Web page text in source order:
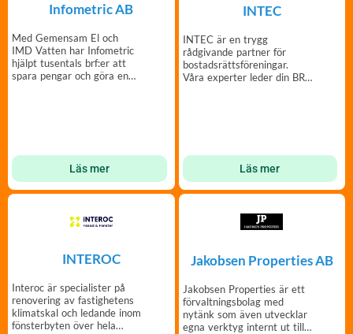
Infometric AB
Med Gemensam El och
IMD Vatten har Infometric
hjälpt tusentals brf:er att
spara pengar och göra en
Läs mer
INTEC
INTEC är en trygg
rådgivande partner för
bostadsrättsföreningar.
Våra experter leder din BRF
Läs mer
INTEROC
Interoc är specialister på
renovering av fastighetens
klimatskal och ledande inom
fönsterbyten över hela
Jakobsen Properties AB
Jakobsen Properties är ett
förvaltningsbolag med
nytänk som även utvecklar
egna verktyg internt ut till